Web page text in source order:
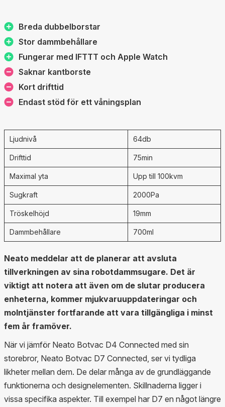
Breda dubbelborstar
Stor dammbehållare
Fungerar med IFTTT och Apple Watch
Saknar kantborste
Kort drifttid
Endast stöd för ett våningsplan
Ljudnivå 64db
Drifttid 75min
Maximal yta Upp till 100kvm
Sugkraft 2000Pa
Tröskelhöjd 19mm
Dammbehållare 700ml
Neato meddelar att de planerar att avsluta
tillverkningen av sina robotdammsugare. Det är
viktigt att notera att även om de slutar producera
enheterna, kommer mjukvaruuppdateringar och
molntjänster fortfarande att vara tillgängliga i minst
fem år framöver.
När vi jämför Neato Botvac D4 Connected med sin
storebror, Neato Botvac D7 Connected, ser vi tydliga
likheter mellan dem. De delar många av de grundläggande
funktionerna och designelementen. Skillnaderna ligger i
vissa specifika aspekter. Till exempel har D7 en något längre